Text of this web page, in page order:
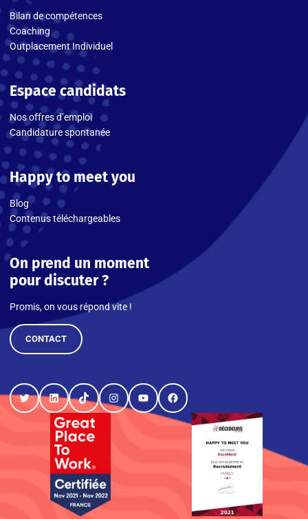
Bilan de compétences
Coaching
Outplacement Individuel
Espace candidats
Nos offres d’emploi
Candidature spontanée
Happy to meet you
Blog
Contenus téléchargeables
On prend un moment
pour discuter ?
Promis, on vous répond vite !
CONTACT
TwitterLinkedInTikTokInstagram
YouTubeFacebook